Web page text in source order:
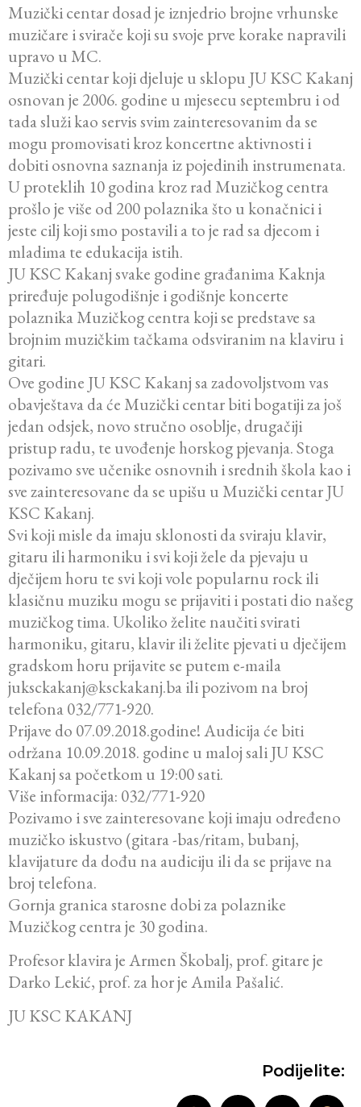
Muzički centar dosad je iznjedrio brojne vrhunske
muzičare i svirače koji su svoje prve korake napravili
upravo u MC.
Muzički centar koji djeluje u sklopu JU KSC Kakanj
osnovan je 2006. godine u mjesecu septembru i od
tada služi kao servis svim zainteresovanim da se
mogu promovisati kroz koncertne aktivnosti i
dobiti osnovna saznanja iz pojedinih instrumenata.
U proteklih 10 godina kroz rad Muzičkog centra
prošlo je više od 200 polaznika što u konačnici i
jeste cilj koji smo postavili a to je rad sa djecom i
mladima te edukacija istih.
JU KSC Kakanj svake godine građanima Kaknja
priređuje polugodišnje i godišnje koncerte
polaznika Muzičkog centra koji se predstave sa
brojnim muzičkim tačkama odsviranim na klaviru i
gitari.
Ove godine JU KSC Kakanj sa zadovoljstvom vas
obavještava da će Muzički centar biti bogatiji za još
jedan odsjek, novo stručno osoblje, drugačiji
pristup radu, te uvođenje horskog pjevanja. Stoga
pozivamo sve učenike osnovnih i srednih škola kao i
sve zainteresovane da se upišu u Muzički centar JU
KSC Kakanj.
Svi koji misle da imaju sklonosti da sviraju klavir,
gitaru ili harmoniku i svi koji žele da pjevaju u
dječijem horu te svi koji vole popularnu rock ili
klasičnu muziku mogu se prijaviti i postati dio našeg
muzičkog tima. Ukoliko želite naučiti svirati
harmoniku, gitaru, klavir ili želite pjevati u dječijem
gradskom horu prijavite se putem e-maila
juksckakanj@ksckakanj.ba ili pozivom na broj
telefona 032/771-920.
Prijave do 07.09.2018.godine! Audicija će biti
održana 10.09.2018. godine u maloj sali JU KSC
Kakanj sa početkom u 19:00 sati.
Više informacija: 032/771-920
Pozivamo i sve zainteresovane koji imaju određeno
muzičko iskustvo (gitara -bas/ritam, bubanj,
klavijature da dođu na audiciju ili da se prijave na
broj telefona.
Gornja granica starosne dobi za polaznike
Muzičkog centra je 30 godina.
Profesor klavira je Armen Škobalj, prof. gitare je
Darko Lekić, prof. za hor je Amila Pašalić.
JU KSC KAKANJ
Podijelite: